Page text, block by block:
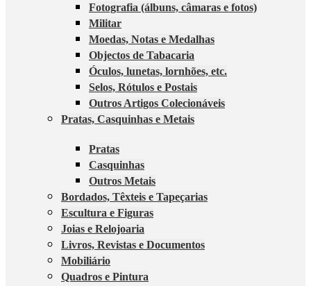
Fotografia (álbuns, câmaras e fotos)
Militar
Moedas, Notas e Medalhas
Objectos de Tabacaria
Óculos, lunetas, lornhões, etc.
Selos, Rótulos e Postais
Outros Artigos Colecionáveis
Pratas, Casquinhas e Metais
Pratas
Casquinhas
Outros Metais
Bordados, Têxteis e Tapeçarias
Escultura e Figuras
Joias e Relojoaria
Livros, Revistas e Documentos
Mobiliário
Quadros e Pintura